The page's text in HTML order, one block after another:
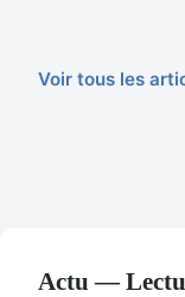
Voir tous les
Actu —